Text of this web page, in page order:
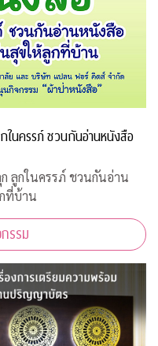
ในครรภ์ ชวนกันอ่านหนังสือ
ลูกในครรภ์ ชวนกันอ่าน
ที่บ้าน
รรม